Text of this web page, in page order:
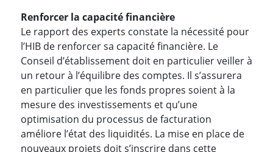
Renforcer la capacité financière
Le rapport des experts constate la nécessité pour
l’HIB de renforcer sa capacité financière. Le
Conseil d’établissement doit en particulier veiller à
un retour à l’équilibre des comptes. Il s’assurera
en particulier que les fonds propres soient à la
mesure des investissements et qu’une
optimisation du processus de facturation
améliore l’état des liquidités. La mise en place de
nouveaux projets doit s’inscrire dans cette